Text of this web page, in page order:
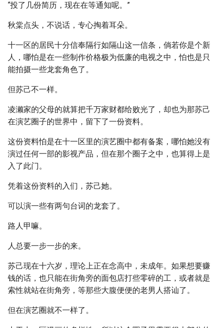
“投了几份简历，现在在等通知呢。”
秋棠点头，不说话，专心掏着耳朵。
十一区的居民十分信奉隔行如隔山这一信条，倘若你是个新
人，哪怕是在一些制作价格极为低廉的电视之中，怕也是只
能拍摄一些龙套角色了。
但苏己不一样。
凌濑家的父母的就算把千万家财都给败光了，却也为那苏己
在演艺圈子的世界中，留下了一份资料。
这份资料怕是在十一区里的演艺圈中都有备案，哪怕她没有
演过任何一部的影视产品，但在那个圈子之中，也算得上是
入了此门。
凭着这份资料的入们，苏己她。
可以演一些有两句台词的龙套了。
路人甲嘛。
人总要一步一步的来。
苏己现在十六岁，理论上正在念高中，未成年。如果想要赚
钱的话，也只能在街角旁的面包店打些零碎的工，或者就是
索性就站在街角旁，等那些大腹便便的老男人搭讪了。
但在演艺圈就不一样了。